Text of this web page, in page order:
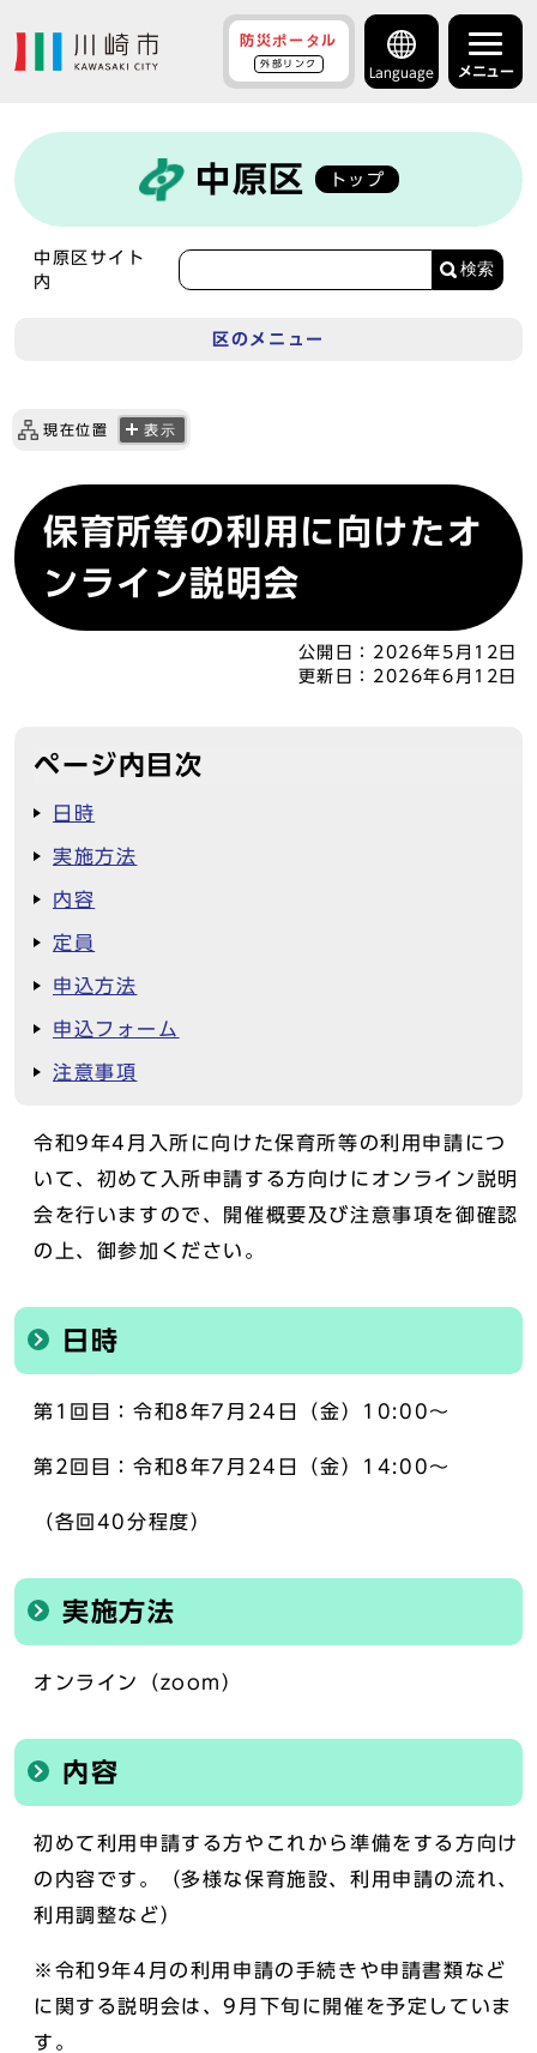
防災ポータル
外部リンク
Language メニュー
中原区 トップ
中原区サイト
内
検索
区のメニュー
現在位置 表示
保育所等の利用に向けたオ
ンライン説明会
公開日： 2026年5月12日
更新日： 2026年6月12日
ページ内目次
日時
実施方法
内容
定員
申込方法
申込フォーム
注意事項
令和9年4月入所に向けた保育所等の利用申請につ
いて、初めて入所申請する方向けにオンライン説明
会を行いますので、開催概要及び注意事項を御確認
の上、御参加ください。
日時
第1回目：令和8年7月24日（金）10:00～
第2回目：令和8年7月24日（金）14:00～
（各回40分程度）
実施方法
オンライン（zoom）
内容
初めて利用申請する方やこれから準備をする方向け
の内容です。（多様な保育施設、利用申請の流れ、
利用調整など）
※令和9年4月の利用申請の手続きや申請書類など
に関する説明会は、9月下旬に開催を予定していま
す。